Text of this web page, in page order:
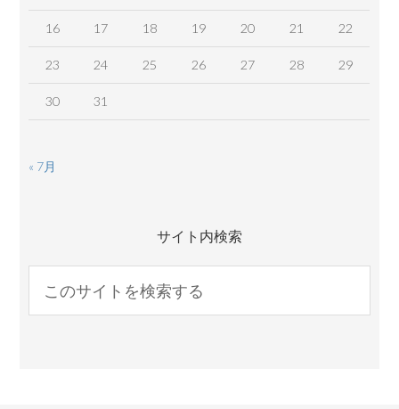
16 17 18 19 20 21 22
23 24 25 26 27 28 29
30 31
« 7月
サイト内検索